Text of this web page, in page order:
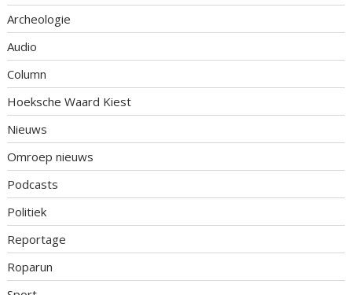
Archeologie
Audio
Column
Hoeksche Waard Kiest
Nieuws
Omroep nieuws
Podcasts
Politiek
Reportage
Roparun